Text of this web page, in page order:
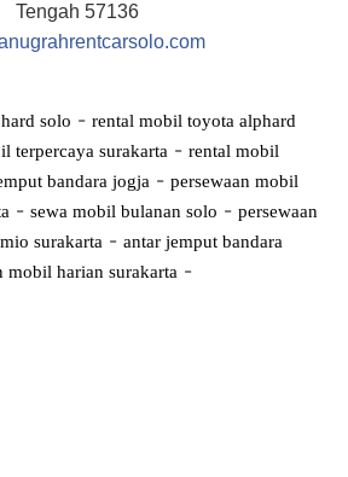
Tengah 57136
solo - rental mobil toyota alphard
terpercaya surakarta - rental mobil
bandara jogja - persewaan mobil
- sewa mobil bulanan solo - persewaan
surakarta - antar jemput bandara
mobil harian surakarta -